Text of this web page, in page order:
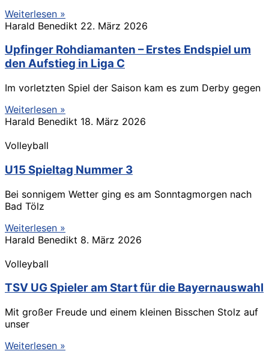
Weiterlesen »
Harald Benedikt 22. März 2026
Upfinger Rohdiamanten – Erstes Endspiel um
den Aufstieg in Liga C
Im vorletzten Spiel der Saison kam es zum Derby gegen
Weiterlesen »
Harald Benedikt 18. März 2026
Volleyball
U15 Spieltag Nummer 3
Bei sonnigem Wetter ging es am Sonntagmorgen nach
Bad Tölz
Weiterlesen »
Harald Benedikt 8. März 2026
Volleyball
TSV UG Spieler am Start für die Bayernauswahl
Mit großer Freude und einem kleinen Bisschen Stolz auf
unser
Weiterlesen »